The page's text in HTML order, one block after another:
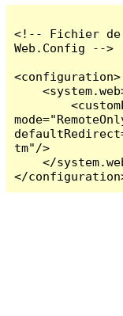
<!-- Fichier de
Web.Config -->
<configuration>
    <system.web>
        <customErrors
tm"/>
    </system.web>
</